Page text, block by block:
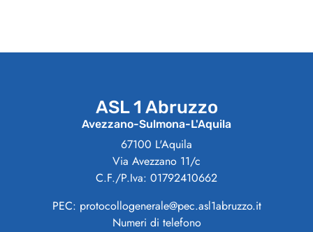
ASL 1 Abruzzo
Avezzano-Sulmona-L'Aquila
67100 L'Aquila
Via Avezzano 11/c
C.F./P.Iva: 01792410662
PEC: protocollogenerale@pec.asl1abruzzo.it
Numeri di telefono